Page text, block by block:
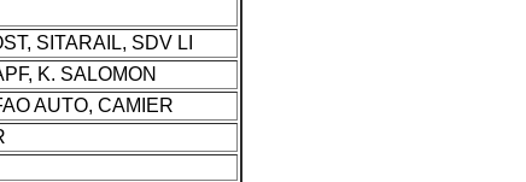
SITARAIL, SDV LI
K. SALOMON
AUTO, CAMIER